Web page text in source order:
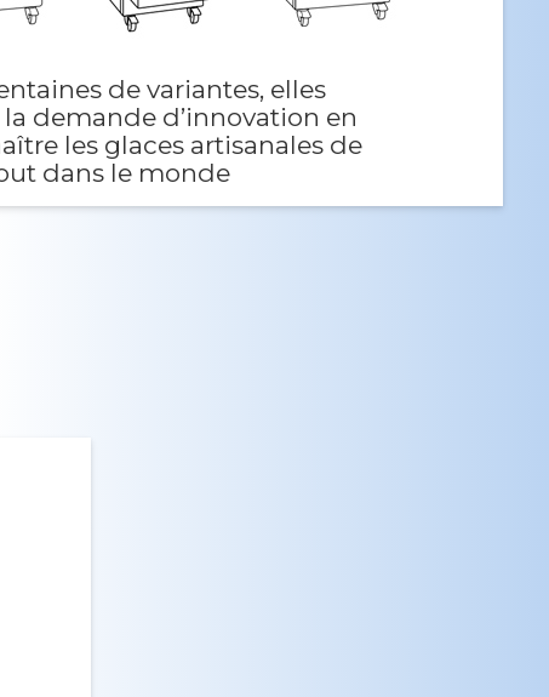
de variantes, elles
demande d’innovation en
les glaces artisanales de
dans le monde